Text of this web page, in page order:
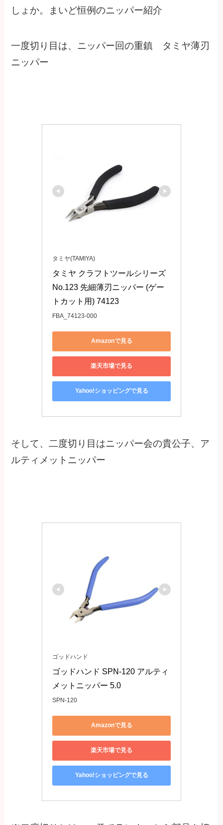
しょか。まいど恒例のニッパー紹介
一度切り目は、ニッパー回の重鎮 タミヤ薄刃
ニッパー
タミヤ(TAMIYA)
タミヤ クラフトツールシリーズ
No.123 先細薄刃ニッパー (ゲー
トカット用) 74123
FBA_74123-000
Amazonで見る
楽天市場で見る
Yahoo!ショッピングで見る
そして、二度切り目はニッパー会の貴公子、ア
ルティメットニッパー
ゴッドハンド
ゴッドハンド SPN-120 アルティ
メットニッパー 5.0
SPN-120
Amazonで見る
楽天市場で見る
Yahoo!ショッピングで見る